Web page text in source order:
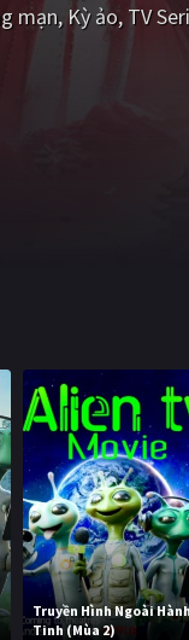
mạn Kỳ ảo TV
Truyền Hình Ngoài
Tinh (Mùa 2)